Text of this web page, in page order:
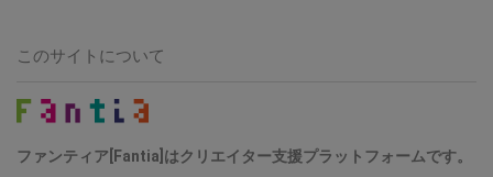
このサイトについて
ファンティア[Fantia]はクリエイター支援プラットフォームです。